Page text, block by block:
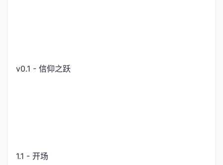
v0.1 - 信仰之跃
1.1 - 开场